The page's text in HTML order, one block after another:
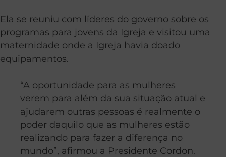
Ela se reuniu com líderes do governo sobre os
programas para jovens da Igreja e visitou uma
maternidade onde a Igreja havia doado
equipamentos.
“A oportunidade para as mulheres
verem para além da sua situação atual e
ajudarem outras pessoas é realmente o
poder daquilo que as mulheres estão
realizando para fazer a diferença no
mundo”, afirmou a Presidente Cordon.